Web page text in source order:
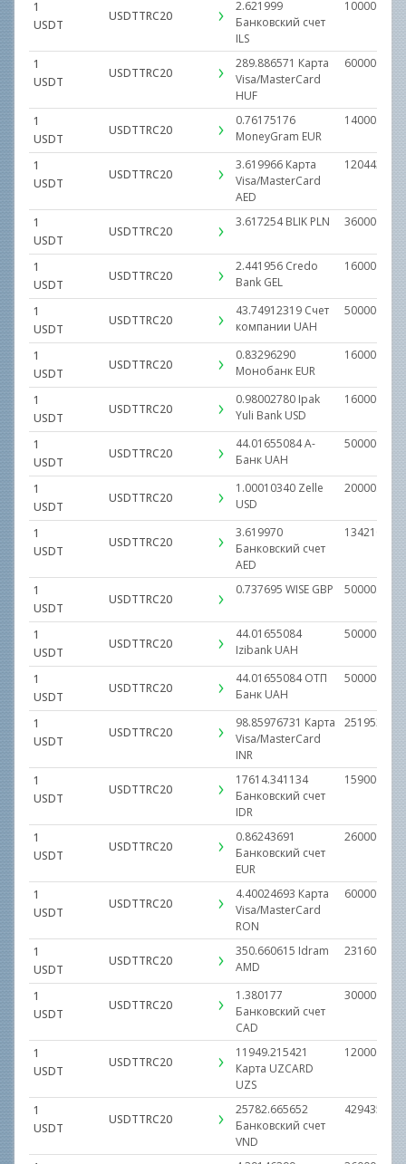
1
USDT
USDTTRC20
2.621999
Банковский счет
ILS
1
USDT
USDTTRC20
289.886571 Карта
Visa/MasterCard
HUF
1
USDT
USDTTRC20
0.76175176
MoneyGram EUR
1
USDT
USDTTRC20
3.619966 Карта
Visa/MasterCard
AED
1
USDT
USDTTRC20
3.617254 BLIK PLN
1
USDT
USDTTRC20
2.441956 Credo
Bank GEL
1
USDT
USDTTRC20
43.74912319 Счет
компании UAH
1
USDT
USDTTRC20
0.83296290
Монобанк EUR
1
USDT
USDTTRC20
0.98002780 Ipak
Yuli Bank USD
1
USDT
USDTTRC20
44.01655084А-
Банк UAH
1
USDT
USDTTRC20
1.00010340 Zelle
USD
1
USDT
USDTTRC20
3.619970
Банковский счет
AED
1
USDT
USDTTRC20
0.737695 WISE GBP
1
USDT
USDTTRC20
44.01655084
Izibank UAH
1
USDT
USDTTRC20
44.01655084 ОТП
Банк UAH
1
USDT
USDTTRC20
98.85976731 Карта
Visa/MasterCard
INR
1
USDT
USDTTRC20
17614.341134
Банковский счет
IDR
1
USDT
USDTTRC20
0.86243691
Банковский счет
EUR
1
USDT
USDTTRC20
4.40024693 Карта
Visa/MasterCard
RON
1
USDT
USDTTRC20
350.660615 Idram
AMD
1
USDT
USDTTRC20
1.380177
Банковский счет
CAD
1
USDT
USDTTRC20
11949.215421
Карта UZCARD
UZS
1
USDT
USDTTRC20
25782.665652
Банковский счет
VND